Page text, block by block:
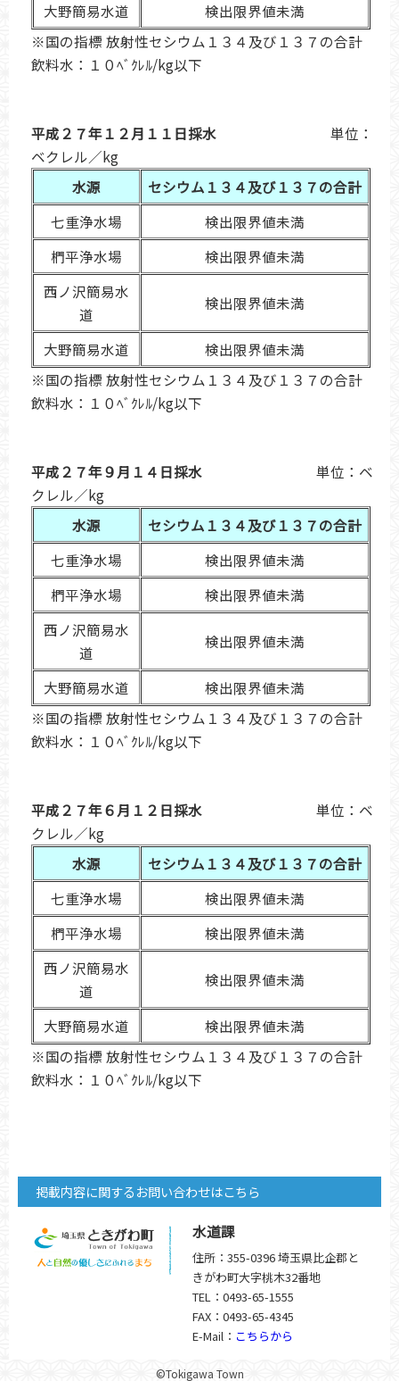
大野簡易水道
検出限界値未満
※国の指標 放射性セシウム１３４及び１３７の合計
飲料水：１０ﾍﾞｸﾚﾙ/kg以下
平成２７年１２月１１日採水 単位：
ベクレル／kg
水源
セシウム１３４及び１３７の合計
七重浄水場
検出限界値未満
椚平浄水場
検出限界値未満
西ノ沢簡易水
道
検出限界値未満
大野簡易水道
検出限界値未満
※国の指標 放射性セシウム１３４及び１３７の合計
飲料水：１０ﾍﾞｸﾚﾙ/kg以下
平成２７年９月１４日採水 単位：ベ
クレル／kg
水源
セシウム１３４及び１３７の合計
七重浄水場
検出限界値未満
椚平浄水場
検出限界値未満
西ノ沢簡易水
道
検出限界値未満
大野簡易水道
検出限界値未満
※国の指標 放射性セシウム１３４及び１３７の合計
飲料水：１０ﾍﾞｸﾚﾙ/kg以下
平成２７年６月１２日採水 単位：ベ
クレル／kg
水源
セシウム１３４及び１３７の合計
七重浄水場
検出限界値未満
椚平浄水場
検出限界値未満
西ノ沢簡易水
道
検出限界値未満
大野簡易水道
検出限界値未満
※国の指標 放射性セシウム１３４及び１３７の合計
飲料水：１０ﾍﾞｸﾚﾙ/kg以下
掲載内容に関するお問い合わせはこちら
水道課
住所：355-0396 埼玉県比企郡と
きがわ町大字桃木32番地
TEL：0493-65-1555
FAX：0493-65-4345
E-Mail： こちらから
©Tokigawa Town